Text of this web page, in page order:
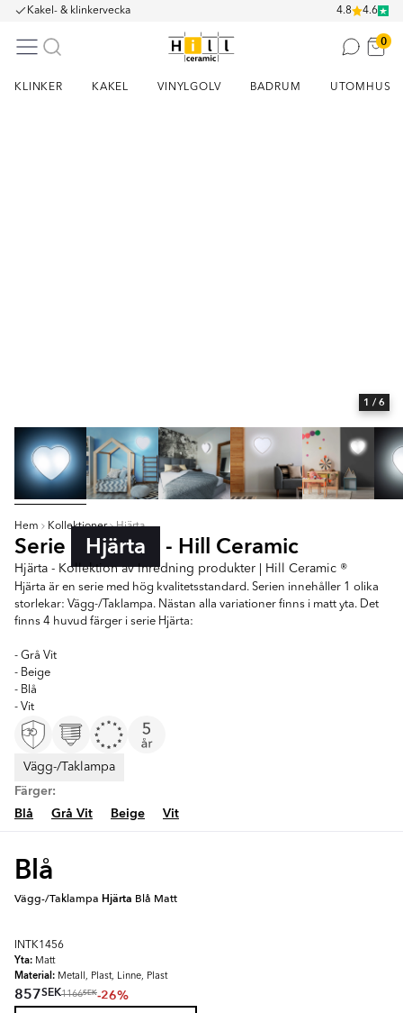
Kakel- & klinkervecka 4.8 4.6
0
KLINKER KAKEL VINYLGOLV BADRUM UTOMHUS
Hem Kollektioner Hjärta
Serie Hjärta - Hill Ceramic
Hjärta - Kollektion av Inredning produkter | Hill Ceramic ®
Hjärta är en serie med hög kvalitetsstandard. Serien innehåller 1 olika
storlekar: Vägg-/Taklampa. Nästan alla variationer finns i matt yta. Det
finns 4 huvud färger i serie Hjärta:
- Grå Vit
- Beige
- Blå
- Vit
Vägg-/Taklampa
Färger:
Blå
Grå Vit Beige Vit
1 / 6
Blå
Vägg-/Taklampa Hjärta Blå Matt
INTK1456
Yta: Matt
Material: Metall, Plast, Linne, Plast
857SEK1166SEK-26%